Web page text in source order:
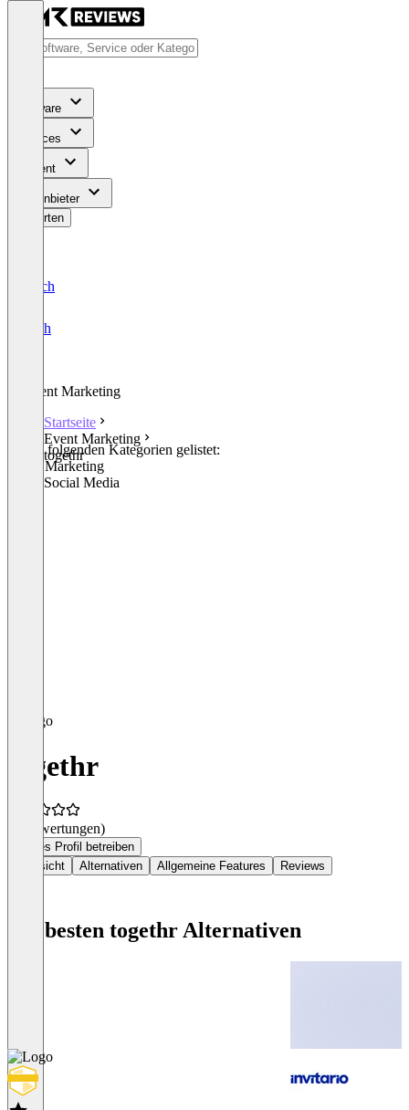
Software
Services
Content
Für Anbieter
Bewerten
Deutsch
English
Event Marketing
Startseite
Event Marketing
togethr
In den folgenden Kategorien gelistet:
Event Marketing
Other Social Media
togethr
(0 Bewertungen)
Dieses Profil betreiben
Übersicht
Alternativen Allgemeine Features Reviews
Die besten togethr Alternativen